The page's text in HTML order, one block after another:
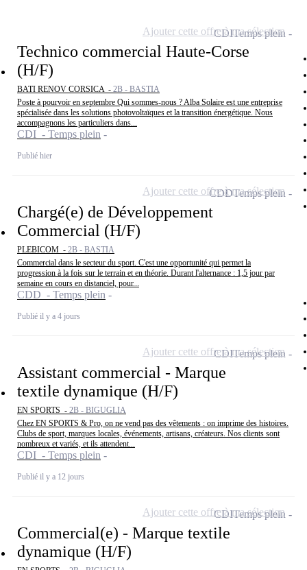
Technico commercial Haute-Corse
(H/F)
BATI RENOV CORSICA - 2B - BASTIA
Poste à pourvoir en septembre Qui sommes-nous ? Alba Solaire est une entreprise
spécialisée dans les solutions photovoltaïques et la transition énergétique. Nous
accompagnons les particuliers dans...
CDI - Temps plein
Publié hier
CDITemps plein
Ajouter cette offre à ma sélection
Chargé(e) de Développement
Commercial (H/F)
PLEBICOM - 2B - BASTIA
Commercial dans le secteur du sport. C'est une opportunité qui permet la
progression à la fois sur le terrain et en théorie. Durant l'alternance : 1,5 jour par
semaine en cours en distanciel, pour...
CDD - Temps plein
Publié il y a 4 jours
CDDTemps plein
Ajouter cette offre à ma sélection
Assistant commercial - Marque
textile dynamique (H/F)
EN SPORTS - 2B - BIGUGLIA
Chez EN SPORTS & Pro, on ne vend pas des vêtements : on imprime des histoires.
Clubs de sport, marques locales, événements, artisans, créateurs. Nos clients sont
nombreux et variés, et ils attendent...
CDI - Temps plein
Publié il y a 12 jours
CDITemps plein
Ajouter cette offre à ma sélection
Commercial(e) - Marque textile
dynamique (H/F)
CDITemps plein
Ajouter cette offre à ma sélection